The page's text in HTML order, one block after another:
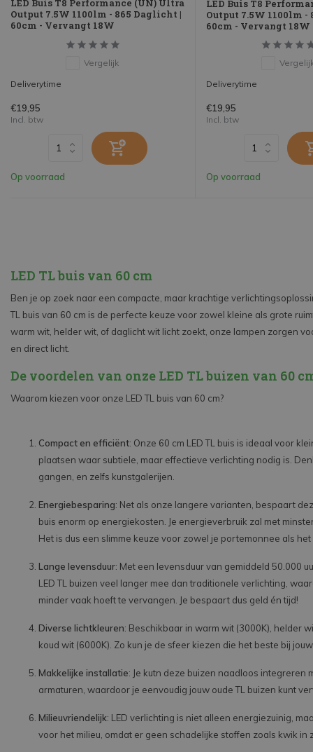
LED Buis T8 Performance (UN) Ultra
Output 7.5W 1100lm - 865 Daglicht |
60cm - Vervangt 18W
Vergelijk
Deliverytime
€19,95
Incl. btw
Op voorraad
LED Buis T8
Output 7.5W 1100lm
60cm - Vervangt 18W
Deliverytime
€19,95
Incl. btw
Op voorraad
LED TL buis van 60 cm
Ben je op zoek naar een compacte, maar krachtige
TL buis van 60 cm is de perfecte keuze voor zowel kleine als grote
warm wit, helder wit, of daglicht wit licht zoekt, onze lampen zorgen
en direct licht.
De voordelen van onze LED TL buizen van 60
Waarom kiezen voor onze LED TL buis van 60 cm?
Compact en efficiënt: Onze 60 cm LED TL buis is ideaal voor
plaatsen waar subtiele, maar effectieve verlichting nodig is.
gangen, en zelfs kunstgalerijen.
Energiebesparing: Net als onze langere varianten, bespaart
buis enorm op energiekosten. Je energieverbruik zal met
Het is dus een slimme keuze voor zowel je portemonnee als het
Lange levensduur: Met een levensduur van gemiddeld 50.000
LED TL buizen veel langer mee dan traditionele verlichting,
minder vaak hoeft te vervangen. Je bespaart dus geld én tijd!
Diverse lichtkleuren: Beschikbaar in warm wit (3000K), helder
koud wit (6000K). Zo kun je de sfeer kiezen die het beste bij
Makkelijke installatie: Je kutn deze buizen naadloos integreren
armaturen, waardoor je eenvoudig jouw oude TL buizen kunt
Milieuvriendelijk: LED verlichting is niet alleen energiezuinig,
voor het milieu, omdat er geen schadelijke stoffen zoals kwik in